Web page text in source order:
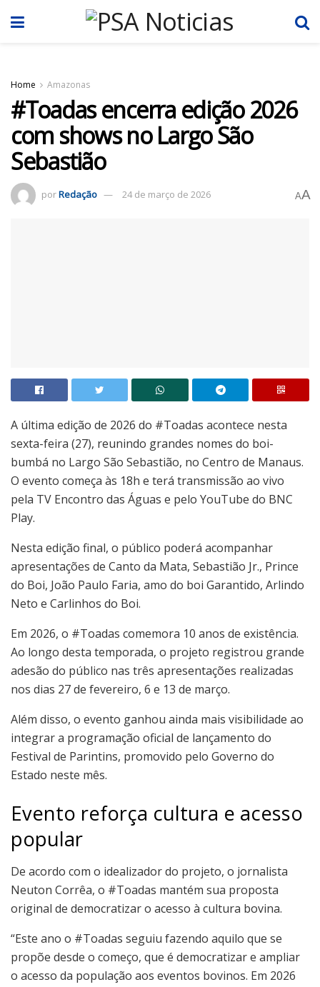
Home Amazonas
#Toadas encerra edição 2026
com shows no Largo São
Sebastião
porRedação 24 de março de 2026 AA
A última edição de 2026 do #Toadas acontece nesta
sexta-feira (27), reunindo grandes nomes do boi-
bumbá no Largo São Sebastião, no Centro de Manaus.
O evento começa às 18h e terá transmissão ao vivo
pela TV Encontro das Águas e pelo YouTube do BNC
Play.
Nesta edição final, o público poderá acompanhar
apresentações de Canto da Mata, Sebastião Jr., Prince
do Boi, João Paulo Faria, amo do boi Garantido, Arlindo
Neto e Carlinhos do Boi.
Em 2026, o #Toadas comemora 10 anos de existência.
Ao longo desta temporada, o projeto registrou grande
adesão do público nas três apresentações realizadas
nos dias 27 de fevereiro, 6 e 13 de março.
Além disso, o evento ganhou ainda mais visibilidade ao
integrar a programação oficial de lançamento do
Festival de Parintins, promovido pelo Governo do
Estado neste mês.
Evento reforça cultura e acesso
popular
De acordo com o idealizador do projeto, o jornalista
Neuton Corrêa, o #Toadas mantém sua proposta
original de democratizar o acesso à cultura bovina.
“Este ano o #Toadas seguiu fazendo aquilo que se
propõe desde o começo, que é democratizar e ampliar
o acesso da população aos eventos bovinos. Em 2026